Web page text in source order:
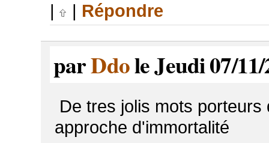
|
| Répondre
parDdole Jeudi 07/
De tres jolis mots
approche d'immortalité